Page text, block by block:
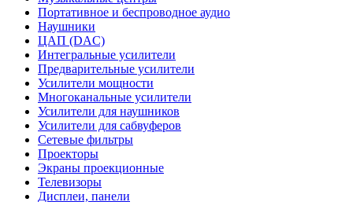
Портативное и беспроводное аудио
Наушники
ЦАП (DAC)
Интегральные усилители
Предварительные усилители
Усилители мощности
Многоканальные усилители
Усилители для наушников
Усилители для сабвуферов
Сетевые фильтры
Проекторы
Экраны проекционные
Телевизоры
Дисплеи, панели